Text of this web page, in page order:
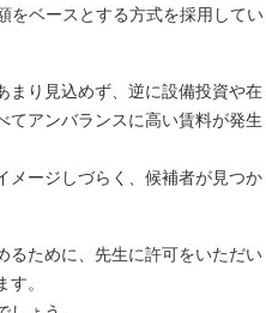
をベースとする方式を採用してい
まり見込めず、逆に設備投資や在
てアンバランスに高い賃料が発生
メージしづらく、候補者が見つか
るために、先生に許可をいただい
。